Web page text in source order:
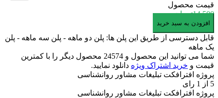
قیمت محصول
14,500تومان
پروژه
افترافکت
تبلیغات
مشاور
روانشناسی
عدد
افزودن به سبد خرید
قابل دسترسی از طریق این پلن ها: پلن دو ماهه - پلن سه ماهه - پلن
یک ماهه
شما می توانید این محصول و 24574 محصول دیگر را با کمترین
قیمت و خرید اشتراک ویژه دانلود نمایید.
پروژه افترافکت تبلیغات مشاور روانشناسی
5 از 1 رای
پروژه افترافکت تبلیغات مشاور روانشناسی